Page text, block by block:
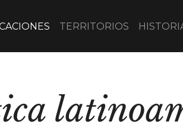
TERRITORIOS